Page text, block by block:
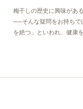
梅干しの歴史に興味があ
──そんな疑問をお持ちで
を絶つ」といわれ、健康